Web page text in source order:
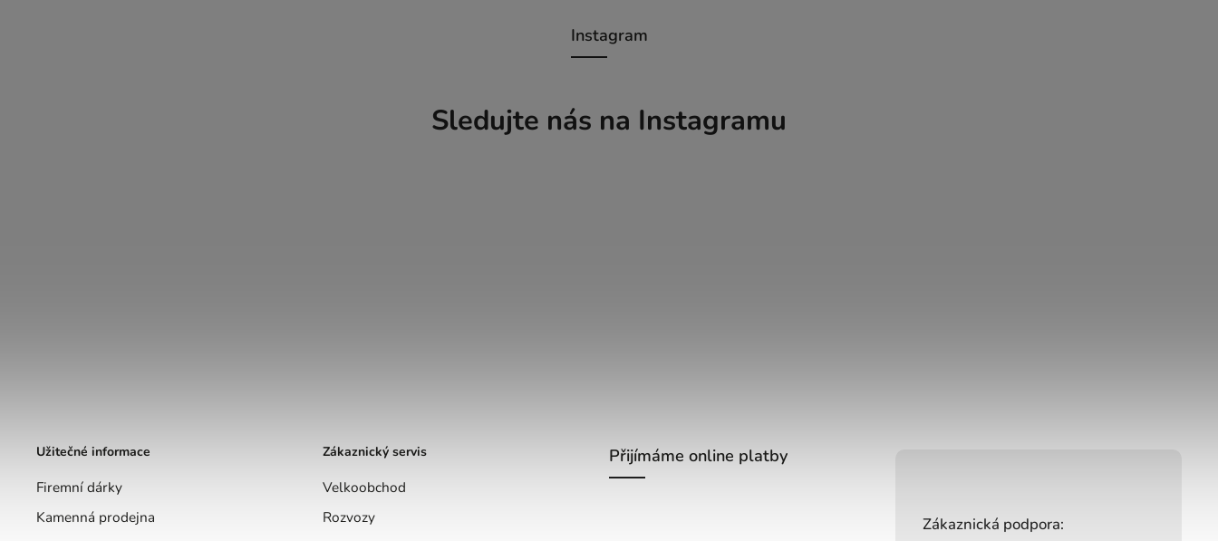
Zákaznická podpora:
Instagram
Sledujte nás na Instagramu
Užitečné informace
Firemní dárky
Kamenná prodejna
Zákaznický servis
Velkoobchod
Rozvozy
Přijímáme online platby